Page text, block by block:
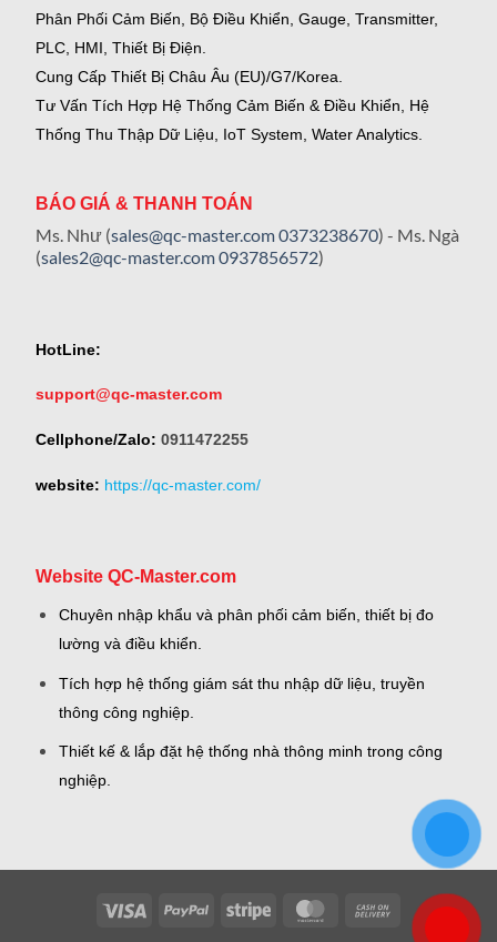
Phân Phối Cảm Biến, Bộ Điều Khiển, Gauge, Transmitter,
PLC, HMI, Thiết Bị Điện.
Cung Cấp Thiết Bị Châu Âu (EU)/G7/Korea.
Tư Vấn Tích Hợp Hệ Thống Cảm Biến & Điều Khiển, Hệ
Thống Thu Thập Dữ Liệu, IoT System, Water Analytics.
BÁO GIÁ & THANH TOÁN
Ms. Như (sales@qc-master.com0373238670) - Ms. Ngà
(sales2@qc-master.com0937856572)
HotLine:
support@qc-master.com
Cellphone/Zalo: 0911472255
website: https://qc-master.com/
Website QC-Master.com
Chuyên nhập khẩu và phân phối cảm biến, thiết bị đo
lường và điều khiển.
Tích hợp hệ thống giám sát thu nhập dữ liệu, truyền
thông công nghiệp.
Thiết kế & lắp đặt hệ thống nhà thông minh trong công
nghiệp.
Visa PayPal Stripe MasterCardCash
On